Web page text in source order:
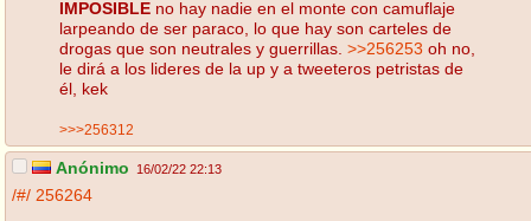
IMPOSIBLE no hay nadie en el monte con camuflaje
larpeando de ser paraco, lo que hay son carteles de
drogas que son neutrales y guerrillas. >>256253 oh no,
le dirá a los lideres de la up y a tweeteros petristas de
él, kek
>>>256312
Anónimo 16/02/22 22:13
/#/ 256264